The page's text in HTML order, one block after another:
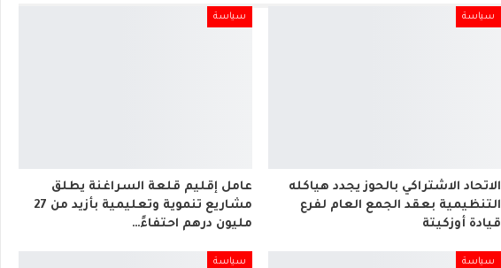
سياسة
الاتحاد الاشتراكي بالحوز يجدد هياكله
التنظيمية بعقد الجمع العام لفرع
قيادة أوزكيتة
سياسة
عامل إقليم قلعة السراغنة يطلق
مشاريع تنموية وتعليمية بأزيد من 27
مليون درهم احتفاءً…
سياسة سياسة